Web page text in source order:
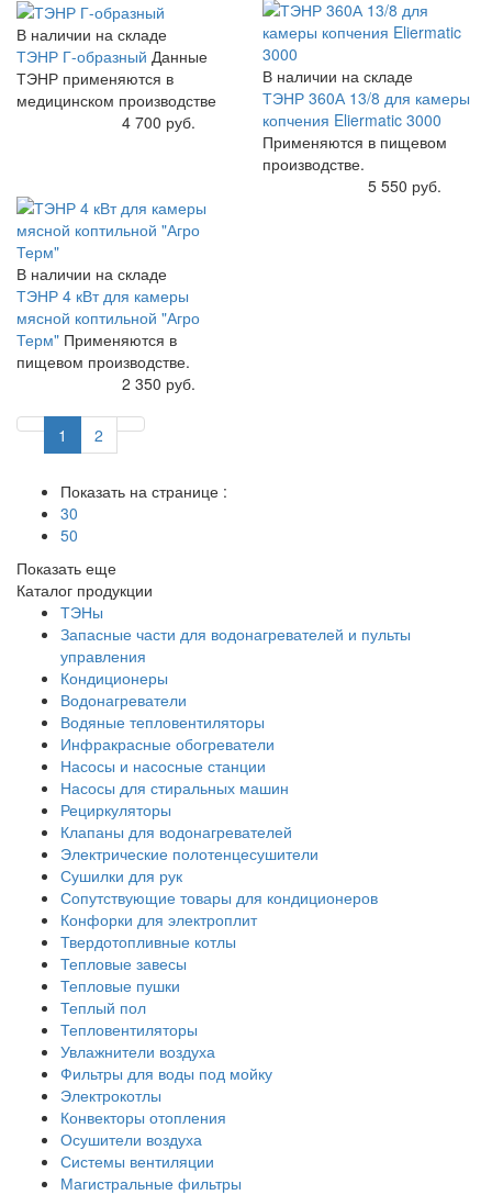
В наличии на складе
ТЭНР Г-образный Данные
ТЭНР применяются в
медицинском производстве
4 700 руб.
В наличии на складе
ТЭНР 360А 13/8 для камеры
копчения Eliermatic 3000
Применяются в пищевом
производстве.
5 550 руб.
В наличии на складе
ТЭНР 4 кВт для камеры
мясной коптильной "Агро
Терм" Применяются в
пищевом производстве.
2 350 руб.
1 2
Показать на странице :
30
50
Показать еще
Каталог продукции
ТЭНы
Запасные части для водонагревателей и пульты
управления
Кондиционеры
Водонагреватели
Водяные тепловентиляторы
Инфракрасные обогреватели
Насосы и насосные станции
Насосы для стиральных машин
Рециркуляторы
Клапаны для водонагревателей
Электрические полотенцесушители
Сушилки для рук
Сопутствующие товары для кондиционеров
Конфорки для электроплит
Твердотопливные котлы
Тепловые завесы
Тепловые пушки
Теплый пол
Тепловентиляторы
Увлажнители воздуха
Фильтры для воды под мойку
Электрокотлы
Конвекторы отопления
Осушители воздуха
Системы вентиляции
Магистральные фильтры